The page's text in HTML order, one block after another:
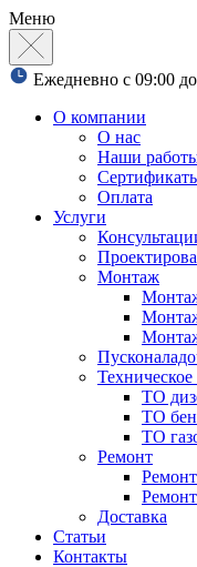
Меню
Ежедневно с 09:00
О компании
О нас
Наши
Оплата
Услуги
Монтаж
ТО
ТО
ТО
Ремонт
Доставка
Статьи
Контакты